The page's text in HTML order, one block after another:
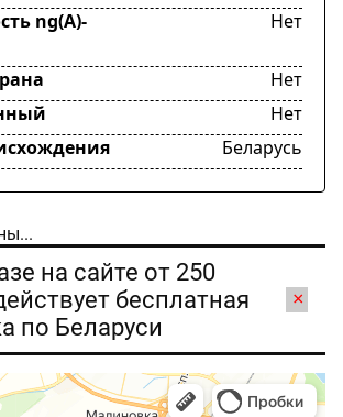
ng(A)-
Нет
Нет
Нет
Беларусь
на сайте от 250
бесплатная
по Беларуси
×